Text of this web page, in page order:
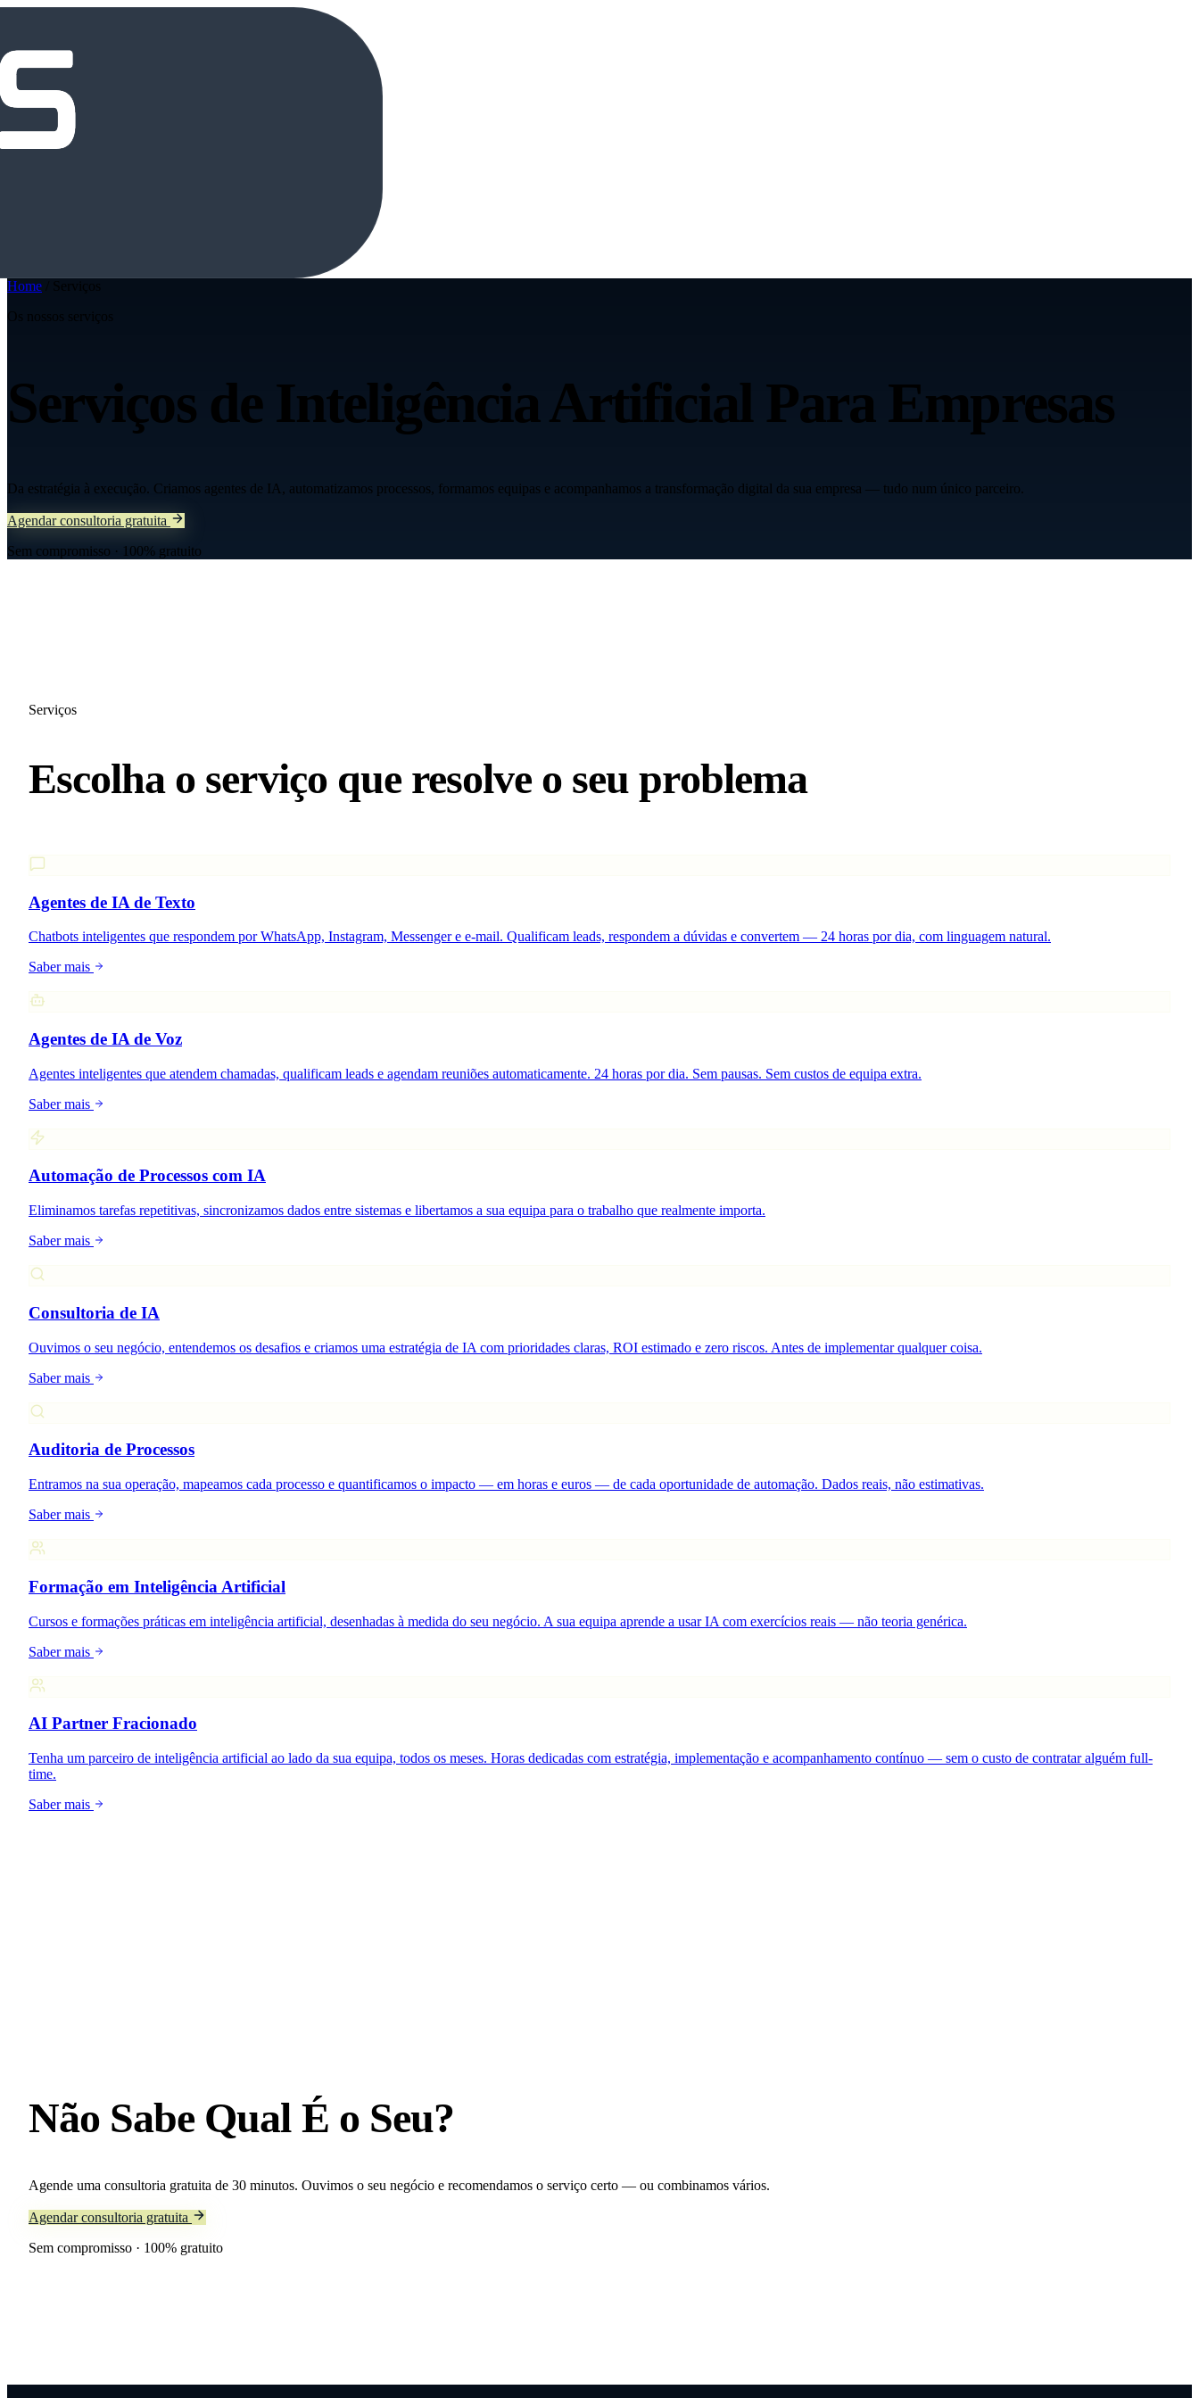
Home
Serviços
Os nossos serviços
Serviços de Inteligência ArtificialPara Empresas
Da estratégia à execução. Criamos agentes de IA, automatizamos processos, formamos equipas e acompanhamos a transformação digital da sua empresa — tudo num único parceiro.
Agendar consultoria gratuita
Sem compromisso · 100% gratuito
Serviços
Escolha o serviço que resolve o seu problema
Agentes de IA de Texto
Chatbots inteligentes que respondem por WhatsApp, Instagram, Messenger e e-mail. Qualificam leads, respondem a dúvidas e convertem — 24 horas por dia, com linguagem natural.
Saber mais
Agentes de IA de Voz
Agentes inteligentes que atendem chamadas, qualificam leads e agendam reuniões automaticamente. 24 horas por dia. Sem pausas. Sem custos de equipa extra.
Saber mais
Automação de Processos com IA
Eliminamos tarefas repetitivas, sincronizamos dados entre sistemas e libertamos a sua equipa para o trabalho que realmente importa.
Saber mais
Consultoria de IA
Ouvimos o seu negócio, entendemos os desafios e criamos uma estratégia de IA com prioridades claras, ROI estimado e zero riscos. Antes de implementar qualquer coisa.
Saber mais
Auditoria de Processos
Entramos na sua operação, mapeamos cada processo e quantificamos o impacto — em horas e euros — de cada oportunidade de automação. Dados reais, não estimativas.
Saber mais
Formação em Inteligência Artificial
Cursos e formações práticas em inteligência artificial, desenhadas à medida do seu negócio. A sua equipa aprende a usar IA com exercícios reais — não teoria genérica.
Saber mais
AI Partner Fracionado
Tenha um parceiro de inteligência artificial ao lado da sua equipa, todos os meses. Horas dedicadas com estratégia, implementação e acompanhamento contínuo — sem o custo de contratar alguém full-
time.
Saber mais
Não Sabe Qual É o Seu?
Agende uma consultoria gratuita de 30 minutos. Ouvimos o seu negócio e recomendamos o serviço certo — ou combinamos vários.
Agendar consultoria gratuita
Sem compromisso · 100% gratuito